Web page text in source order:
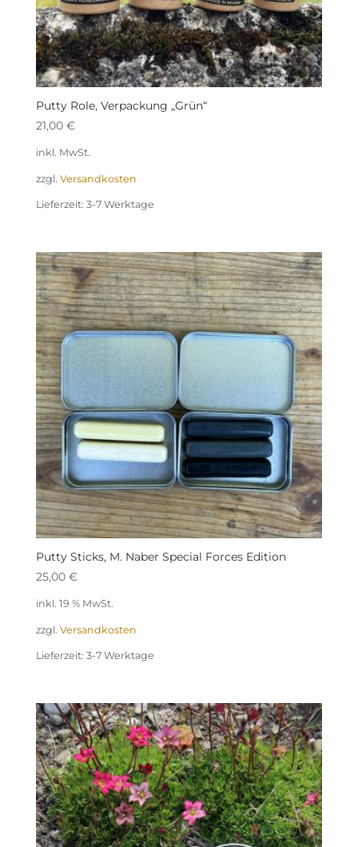
Putty Role, Verpackung „Grün“
21,00 €
inkl. MwSt.
zzgl. Versandkosten
Lieferzeit: 3-7 Werktage
Putty Sticks, M. Naber Special Forces Edition
25,00 €
inkl. 19 % MwSt.
zzgl. Versandkosten
Lieferzeit: 3-7 Werktage